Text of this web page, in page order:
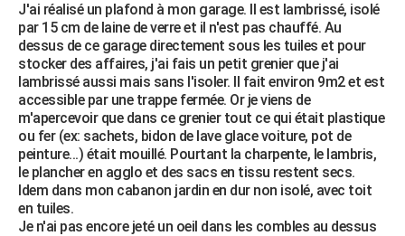
Mobiles
Meilleur smartphone
Internet
Ordinateurs
Jeux vidéo
Guide high-tech
+BRICOLAGE
Forum
Aménagement intérieur
Extérieur
Cuisine
Salle de bains
Jardinage
Rangement
WEEK-END
Guides de France
Escapades
Patrimoine
Expositions
Week-end nature
LIFESTYLE
Art de vivre
Bien-être
Loisirs
Modes de vie
SANTE
Alimentation
Guide de la santé
Maladies
Médicaments
Sommeil
VOYAGE
Destinations
City break
Voyage nature
Voyage de noces
Forum
Climat
+PHOTO
J'ai réalisé un plafond à mon garage. Il est lambrissé, isolé
par 15 cm de laine de verre et il n'est pas chauffé. Au
dessus de ce garage directement sous les tuiles et pour
stocker des affaires, j'ai fais un petit grenier que j'ai
lambrissé aussi mais sans l'isoler. Il fait environ 9m2 et est
accessible par une trappe fermée. Or je viens de
m'apercevoir que dans ce grenier tout ce qui était plastique
ou fer (ex: sachets, bidon de lave glace voiture, pot de
peinture...) était mouillé. Pourtant la charpente, le lambris,
le plancher en agglo et des sacs en tissu restent secs.
Idem dans mon cabanon jardin en dur non isolé, avec toit
en tuiles.
Je n'ai pas encore jeté un oeil dans les combles au dessus